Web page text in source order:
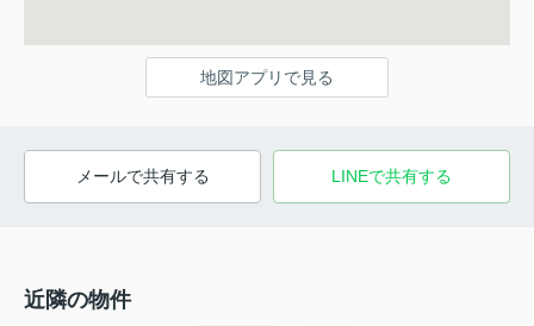
地図アプリで見る
メールで共有する LINEで共有する
近隣の物件